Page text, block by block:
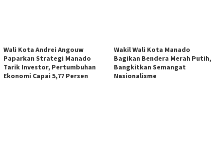
Wali Kota Andrei Angouw
Paparkan Strategi Manado
Tarik Investor, Pertumbuhan
Ekonomi Capai 5,77 Persen
Wakil Wali Kota Manado
Bagikan Bendera Merah Putih,
Bangkitkan Semangat
Nasionalisme